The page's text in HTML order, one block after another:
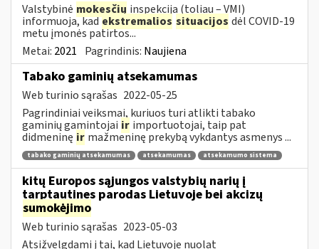
Valstybinė mokesčių inspekcija (toliau – VMI)
informuoja, kadekstremalios situacijos dėl COVID-19
metu įmonės patirtos...
Metai: 2021 Pagrindinis: Naujiena
Tabako gaminių atsekamumas
Web turinio sąrašas 2022-05-25
Pagrindiniai veiksmai, kuriuos turi atlikti tabako
gaminių gamintojai ir importuotojai, taip pat
didmeninę ir mažmeninę prekybą vykdantys asmenys ...
tabako gaminių atsekamumas atsekamumas atsekamumo sistema
kitų Europos sąjungos valstybių narių į
tarptautines parodas Lietuvoje bei akcizų
sumokėjimo
Web turinio sąrašas 2023-05-03
Atsižvelgdami į tai, kad Lietuvoje nuolat